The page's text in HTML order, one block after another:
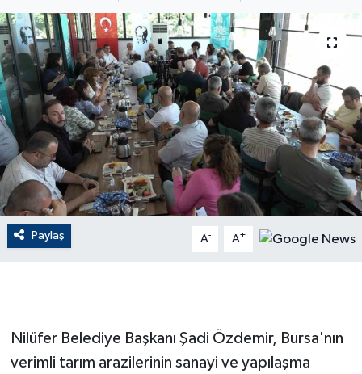
Paylaş A- A+
Nilüfer Belediye Başkanı Şadi Özdemir, Bursa'nın
verimli tarım arazilerinin sanayi ve yapılaşma
English News
Finans
Flaş Haber
Gayrimenkul
GENEL
GÜNDEM
İNSAN